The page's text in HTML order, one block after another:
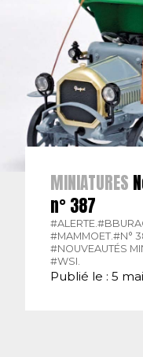
MINIATURES
n° 387
#ALERTE.
#MAMMOET.#N°
#NOUVEAUTÉS
#WSI.
Publié le : 5